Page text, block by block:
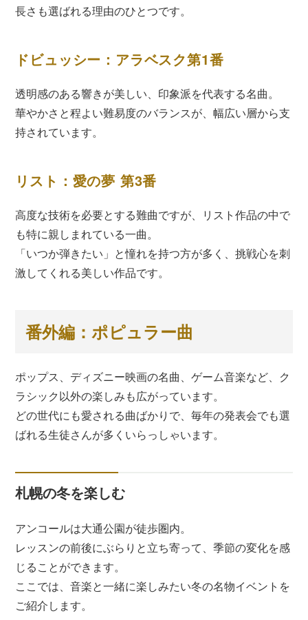
長さも選ばれる理由のひとつです。
ドビュッシー：アラベスク第1番
透明感のある響きが美しい、印象派を代表する名曲。
華やかさと程よい難易度のバランスが、幅広い層から支
持されています。
リスト：愛の夢 第3番
高度な技術を必要とする難曲ですが、リスト作品の中で
も特に親しまれている一曲。
「いつか弾きたい」と憧れを持つ方が多く、挑戦心を刺
激してくれる美しい作品です。
番外編：ポピュラー曲
ポップス、ディズニー映画の名曲、ゲーム音楽など、ク
ラシック以外の楽しみも広がっています。
どの世代にも愛される曲ばかりで、毎年の発表会でも選
ばれる生徒さんが多くいらっしゃいます。
札幌の冬を楽しむ
アンコールは大通公園が徒歩圏内。
レッスンの前後にぶらりと立ち寄って、季節の変化を感
じることができます。
ここでは、音楽と一緒に楽しみたい冬の名物イベントを
ご紹介します。